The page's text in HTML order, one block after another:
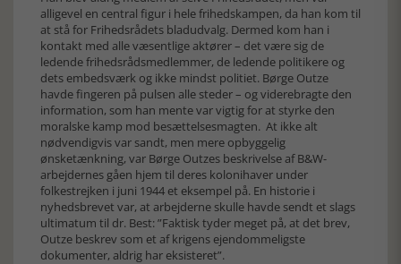
alligevel en central figur i hele frihedskampen, da han kom til
at stå for Frihedsrådets bladudvalg. Dermed kom han i
kontakt med alle væsentlige aktører – det være sig de
ledende frihedsrådsmedlemmer, de ledende politikere og
dets embedsværk og ikke mindst politiet. Børge Outze
havde fingeren på pulsen alle steder – og viderebragte den
information, som han mente var vigtig for at styrke den
moralske kamp mod besættelsesmagten. At ikke alt
nødvendigvis var sandt, men mere opbyggelig
ønsketænkning, var Børge Outzes beskrivelse af B&W-
arbejdernes gåen hjem til deres kolonihaver under
folkestrejken i juni 1944 et eksempel på. En historie i
nyhedsbrevet var, at arbejderne skulle havde sendt et slags
ultimatum til dr. Best: ”Faktisk tyder meget på, at det brev,
Outze beskrev som et af krigens ejendommeligste
dokumenter, aldrig har eksisteret”.